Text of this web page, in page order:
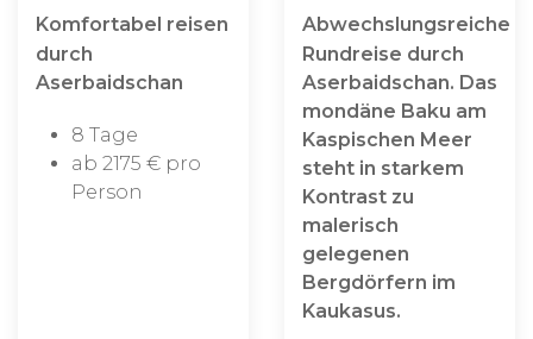
Komfortabel reisen
durch
Aserbaidschan
8 Tage
ab 2175 € pro
Person
Abwechslungsreiche
Rundreise durch
Aserbaidschan. Das
mondäne Baku am
Kaspischen Meer
steht in starkem
Kontrast zu
malerisch
gelegenen
Bergdörfern im
Kaukasus.